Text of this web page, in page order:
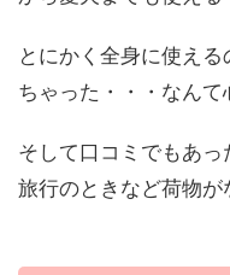
とにかく全身に使え
ちゃった・・・なんて
そして口コミでもあっ
旅行のときなど荷物が